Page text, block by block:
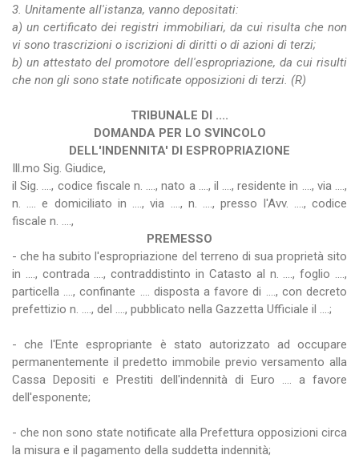
3. Unitamente all'istanza, vanno depositati:
a) un certificato dei registri immobiliari, da cui risulta che non
vi sono trascrizioni o iscrizioni di diritti o di azioni di terzi;
b) un attestato del promotore dell'espropriazione, da cui risulti
che non gli sono state notificate opposizioni di terzi. (R)
TRIBUNALE DI ....
DOMANDA PER LO SVINCOLO
DELL'INDENNITA' DI ESPROPRIAZIONE
Ill.mo Sig. Giudice,
il Sig. ...., codice fiscale n. ...., nato a ...., il ...., residente in ...., via ....,
n. .... e domiciliato in ...., via ...., n. ...., presso l'Avv. ...., codice
fiscale n. ....,
PREMESSO
- che ha subito l'espropriazione del terreno di sua proprietà sito
in ...., contrada ...., contraddistinto in Catasto al n. ...., foglio ....,
particella ...., confinante .... disposta a favore di ...., con decreto
prefettizio n. ...., del ...., pubblicato nella Gazzetta Ufficiale il ....;
- che l'Ente espropriante è stato autorizzato ad occupare
permanentemente il predetto immobile previo versamento alla
Cassa Depositi e Prestiti dell'indennità di Euro .... a favore
dell'esponente;
- che non sono state notificate alla Prefettura opposizioni circa
la misura e il pagamento della suddetta indennità;